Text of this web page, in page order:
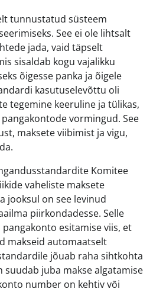
tunnustatud süsteem
See ei ole lihtsalt
jada, vaid täpselt
sisaldab kogu vajalikku
õigesse panka ja õigele
kasutuselevõttu oli
tegemine keeruline ja tülikas,
vormingud. See
maksete viibimist ja vigu,
Komitee
vaheliste maksete
jooksul on see levinud
piirkondadesse. Selle
esitamise viis, et
makseid automaatselt
jõuab raha sihtkohta
suudab juba makse algatamise
number on kehtiv või